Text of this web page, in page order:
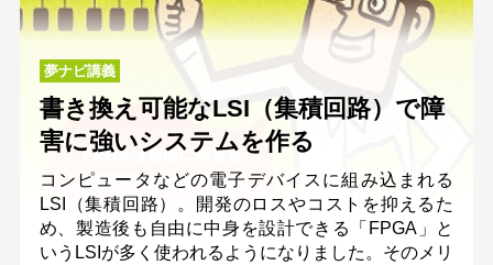
夢ナビ講義
書き換え可能なLSI（集積回路）で障
害に強いシステムを作る
コンピュータなどの電子デバイスに組み込まれる
LSI（集積回路）。開発のロスやコストを抑えるた
め、製造後も自由に中身を設計できる「FPGA」と
いうLSIが多く使われるようになりました。そのメリ